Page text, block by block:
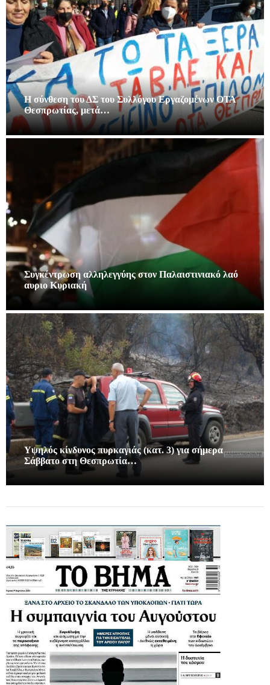
Η σύνθεση του ΔΣ του Συλλόγου Εργαζομένων ΟΤΑ
Θεσπρωτίας, μετά…
Συγκέντρωση αλληλεγγύης στον Παλαιστινιακό λαό
αυριο Κυριακή
Υψηλός κίνδυνος πυρκαγιάς (κατ. 3) για σήμερα
Σάββατο στη Θεσπρωτία…